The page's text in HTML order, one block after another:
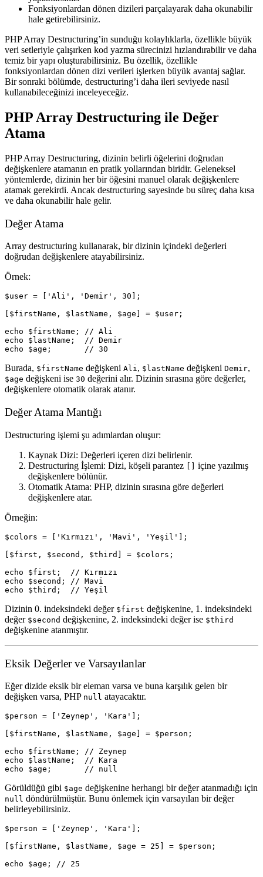
Fonksiyonlardan dönen dizileri parçalayarak daha okunabilir
hale getirebilirsiniz.
PHP Array Destructuring’in sunduğu kolaylıklarla, özellikle büyük
veri setleriyle çalışırken kod yazma sürecinizi hızlandırabilirve daha
temiz bir yapı oluşturabilirsiniz. Bu özellik, özellikle
fonksiyonlardan dönen dizi verileri işlerken büyük avantaj sağlar.
Bir sonraki bölümde, destructuring’i daha ileri seviyede nasıl
kullanabileceğinizi inceleyeceğiz.
PHP Array Destructuring ile Değer
Atama
PHP Array Destructuring, dizinin belirli öğelerini doğrudan
değişkenlere atamanın en pratik yollarından biridir. Geleneksel
yöntemlerde, dizinin her bir öğesini manuel olarak değişkenlere
atamak gerekirdi. Ancak destructuring sayesinde bu süreç daha kısa
ve daha okunabilir hale gelir.
Değer Atama
Array destructuring kullanarak, bir dizinin içindeki değerleri
doğrudan değişkenlere atayabilirsiniz.
Örnek:
$user = ['Ali', 'Demir', 30];
[$firstName, $lastName, $age] = $user;
echo $firstName; // Ali
echo $lastName;  // Demir
Burada, $firstName değişkeni Ali, $lastName değişkeni Demir,
$age değişkeni ise 30 değerini alır. Dizinin sırasına göre değerler,
değişkenlere otomatik olarak atanır.
Değer Atama Mantığı
Destructuring işlemi şu adımlardan oluşur:
Kaynak Dizi: Değerleri içeren dizi belirlenir.
Destructuring İşlemi: Dizi, köşeli parantez
içine yazılmış
değişkenlere bölünür.
Otomatik Atama: PHP, dizinin sırasına göre değerleri
değişkenlere atar.
Örneğin:
$colors = ['Kırmızı', 'Mavi', 'Yeşil'];
[$first, $second, $third] = $colors;
echo $first;  // Kırmızı
echo $second; // Mavi
Dizinin 0. indeksindeki değer $first değişkenine, 1. indeksindeki
değer $second değişkenine, 2. indeksindeki değer ise $third
değişkenine atanmıştır.
Eksik Değerler ve Varsayılanlar
Eğer dizide eksik bir eleman varsa ve buna karşılık gelen bir
değişken varsa, PHP null atayacaktır.
$person = ['Zeynep', 'Kara'];
[$firstName, $lastName, $age] = $person;
echo $firstName; // Zeynep
echo $lastName;  // Kara
Görüldüğü gibi $age değişkenine herhangi bir değer atanmadığı için
null döndürülmüştür. Bunu önlemek için varsayılan bir değer
belirleyebilirsiniz.
$person = ['Zeynep', 'Kara'];
[$firstName, $lastName, $age = 25] = $person;